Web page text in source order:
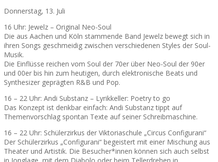
Donnerstag, 13. Juli
16 Uhr: Jewelz – Original Neo-Soul
Die aus Aachen und Köln stammende Band Jewelz bewegt sich in
ihren Songs geschmeidig zwischen verschiedenen Styles der Soul-
Musik.
Die Einflüsse reichen vom Soul der 70er über Neo-Soul der 90er
und 00er bis hin zum heutigen, durch elektronische Beats und
Synthesizer geprägten R&B und Pop.
16 – 22 Uhr: Andi Substanz – Lyrikkeller: Poetry to go
Das Konzept ist denkbar einfach: Andi Substanz tippt auf
Themenvorschlag spontan Texte auf seiner Schreibmaschine.
16 – 22 Uhr: Schülerzirkus der Viktoriaschule „Circus Configurani“
Der Schülerzirkus „Configurani“ begeistert mit einer Mischung aus
Theater und Artistik. Die Besucher*innen können sich auch selbst